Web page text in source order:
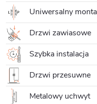
Uniwersalny
Drzwi zawiasowe
Szybka instalacja
Drzwi przesuwne
Metalowy uchwyt